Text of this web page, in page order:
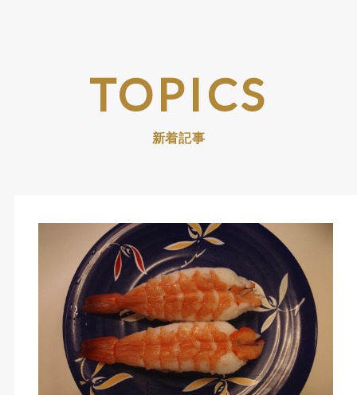
TOPICS
新着記事